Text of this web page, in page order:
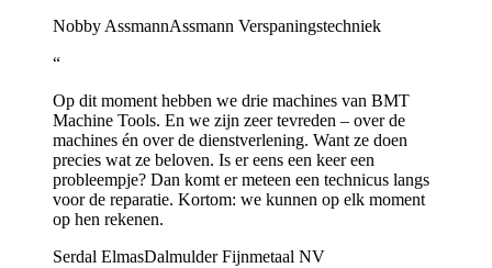
Nobby AssmannAssmann Verspaningstechniek
“
Op dit moment hebben we drie machines van BMT
Machine Tools. En we zijn zeer tevreden – over de
machines én over de dienstverlening. Want ze doen
precies wat ze beloven. Is er eens een keer een
probleempje? Dan komt er meteen een technicus langs
voor de reparatie. Kortom: we kunnen op elk moment
op hen rekenen.
Serdal ElmasDalmulder Fijnmetaal NV